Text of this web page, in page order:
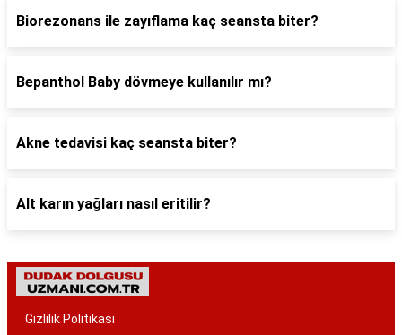
Biorezonans ile zayıflama kaç seansta biter?
Bepanthol Baby dövmeye kullanılır mı?
Akne tedavisi kaç seansta biter?
Alt karın yağları nasıl eritilir?
Gizlilik Politikası